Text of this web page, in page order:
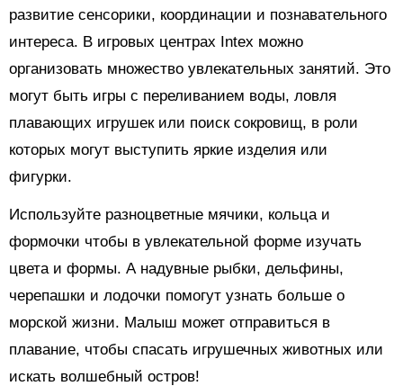
развитие сенсорики, координации и познавательного
интереса. В игровых центрах Intex можно
организовать множество увлекательных занятий. Это
могут быть игры с переливанием воды, ловля
плавающих игрушек или поиск сокровищ, в роли
которых могут выступить яркие изделия или
фигурки.
Используйте разноцветные мячики, кольца и
формочки чтобы в увлекательной форме изучать
цвета и формы. А надувные рыбки, дельфины,
черепашки и лодочки помогут узнать больше о
морской жизни. Малыш может отправиться в
плавание, чтобы спасать игрушечных животных или
искать волшебный остров!